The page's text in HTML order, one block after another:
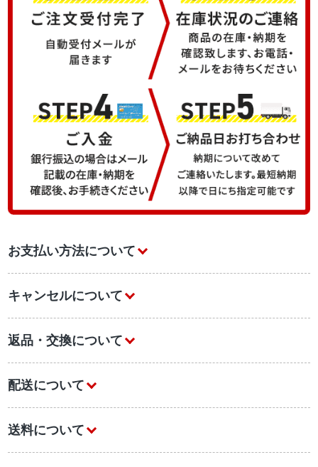
お支払い方法について
キャンセルについて
返品・交換について
配送について
送料について